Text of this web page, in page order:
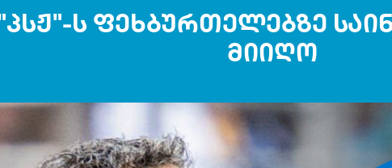
ს ფეხბურთელებზე
მიიღო